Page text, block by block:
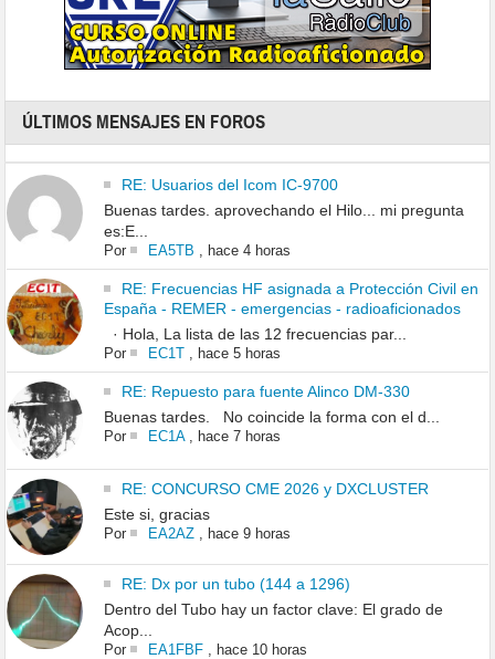
ÚLTIMOS MENSAJES EN FOROS
RE: Usuarios del Icom IC-9700
Buenas tardes. aprovechando el Hilo... mi pregunta
es:E...
Por EA5TB hace 4 horas
RE: Frecuencias HF asignada a Protección Civil en
España - REMER - emergencias - radioaficionados
· Hola, La lista de las 12 frecuencias par...
Por EC1T, hace 5 horas
RE: Repuesto para fuente Alinco DM-330
Buenas tardes. No coincide la forma con el d...
Por EC1A, hace 7 horas
RE: CONCURSO CME 2026 y DXCLUSTER
Este si, gracias
Por EA2AZ, hace 9 horas
RE: Dx por un tubo (144 a 1296)
Dentro del Tubo hay un factor clave: El grado de
Acop...
Por EA1FBF, hace 10 horas